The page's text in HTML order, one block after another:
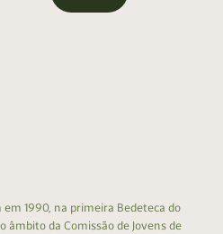
1990, na primeira Bedeteca do
âmbito da Comissão de Jovens de